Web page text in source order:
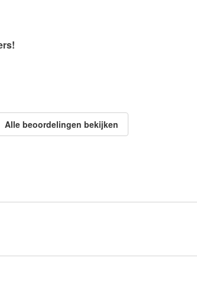
Alle beoordelingen bekijken